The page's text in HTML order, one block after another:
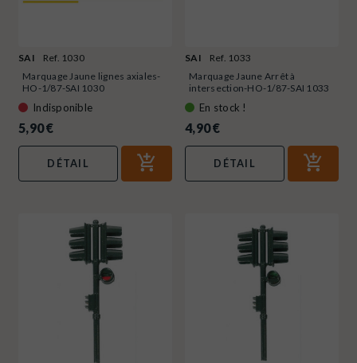
SAI
Ref. 1030
Marquage Jaune lignes axiales-
HO-1/87-SAI 1030
Indisponible
5,90 €
DÉTAIL
SAI
Ref. 1033
Marquage Jaune Arrêt à
intersection-HO-1/87-SAI 1033
En stock !
4,90 €
DÉTAIL